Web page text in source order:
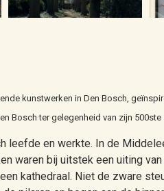
kunstwerken in Den Bosch,
Bosch ter gelegenheid van zijn
leefde en werkte. In de
waren bij uitstek een uiting
kathedraal. Niet de zware